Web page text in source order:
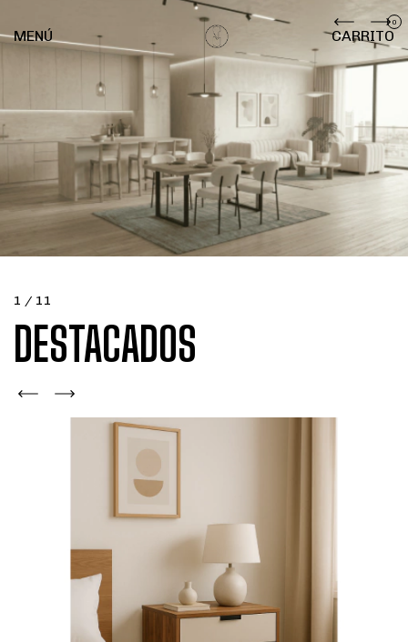
MENÚ CARRITO
0
1 / 11
DESTACADOS